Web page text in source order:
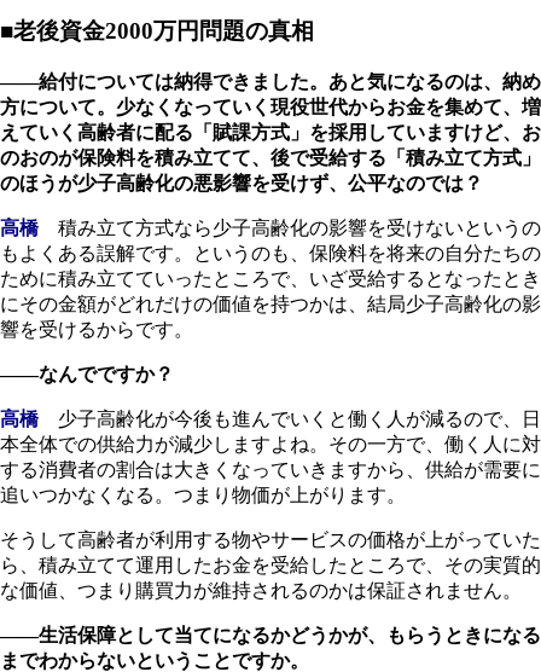
■老後資金2000万円問題の真相
――給付については納得できました。あと気になるのは、納め
方について。少なくなっていく現役世代からお金を集めて、増
えていく高齢者に配る「賦課方式」を採用していますけど、お
のおのが保険料を積み立てて、後で受給する「積み立て方式」
のほうが少子高齢化の悪影響を受けず、公平なのでは？
高橋積み立て方式なら少子高齢化の影響を受けないというの
もよくある誤解です。というのも、保険料を将来の自分たちの
ために積み立てていったところで、いざ受給するとなったとき
にその金額がどれだけの価値を持つかは、結局少子高齢化の影
響を受けるからです。
――なんでですか？
高橋少子高齢化が今後も進んでいくと働く人が減るので、日
本全体での供給力が減少しますよね。その一方で、働く人に対
する消費者の割合は大きくなっていきますから、供給が需要に
追いつかなくなる。つまり物価が上がります。
そうして高齢者が利用する物やサービスの価格が上がっていた
ら、積み立てて運用したお金を受給したところで、その実質的
な価値、つまり購買力が維持されるのかは保証されません。
――生活保障として当てになるかどうかが、もらうときになる
までわからないということですか。